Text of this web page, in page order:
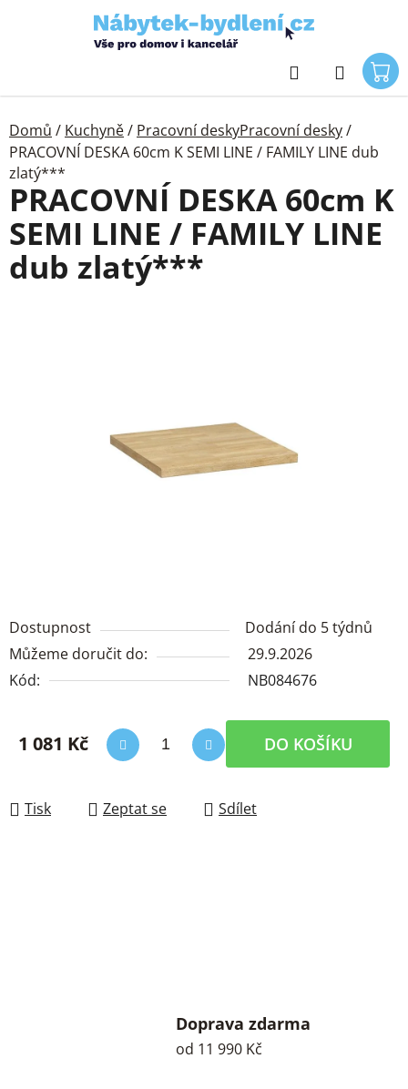
Hledat
Domů / Kuchyně/ Pracovní deskyPracovní desky/
PRACOVNÍ DESKA 60cm K SEMI LINE / FAMILY LINE dub
zlatý***
Dostupnost
Dodání do 5 týdnů
Můžeme doručit do:
29.9.2026
Kód:
NB084676
1 081 Kč DO KOŠÍKU
Tisk Zeptat se Sdílet
PRACOVNÍ DESKA 60cm K
SEMI LINE / FAMILY LINE
dub zlatý***
Doprava zdarma
od 11 990 Kč